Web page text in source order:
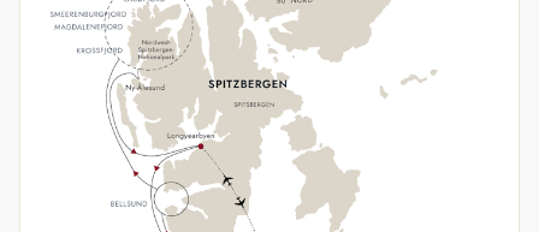
wir Ausschau nach Krabbentauchern, Küstenseeschwalben,
Polarfüchsen, Spitzbergen-Rentieren, Walrossen und
anderen Tieren. Mit etwas Glück erspähen wir sogar
Eisbären. In der Walsaison suchen wir den Horizont nach
diesen majestätischen Meeressäugern ab. Im Sommer
steigen die Chancen, dass wir jenseits des 80. Breitengrads
nach Norden vorstechen können.